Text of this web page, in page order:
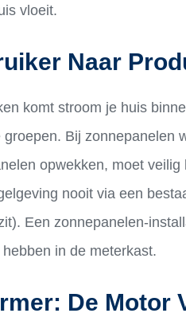
vloeit.
Naar
komt stroom je huis
Bij zonnepanelen
opwekken, moet
nooit via een
Een zonnepanelen-
in de meterkast.
De Motor